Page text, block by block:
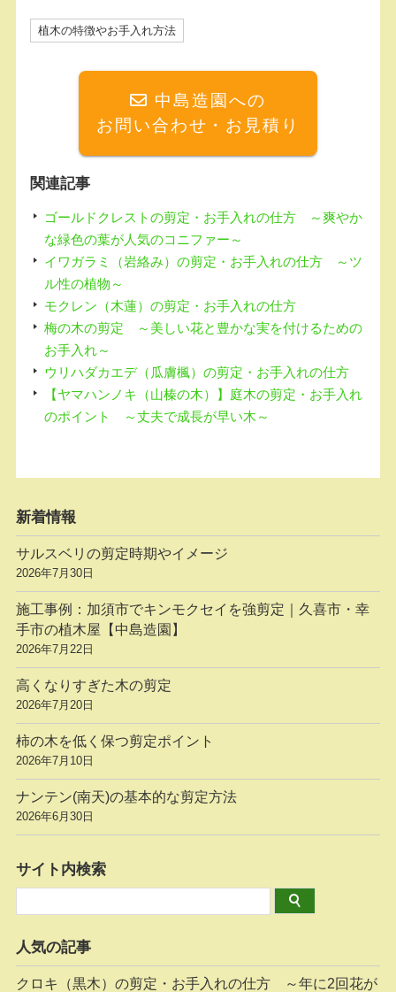
c
k
e
植木の特徴やお手入れ方法
中島造園への
お問い合わせ・お見積り
関連記事
ゴールドクレストの剪定・お手入れの仕方 ～爽やか
な緑色の葉が人気のコニファー～
イワガラミ（岩絡み）の剪定・お手入れの仕方 ～ツ
ル性の植物～
モクレン（木蓮）の剪定・お手入れの仕方
梅の木の剪定 ～美しい花と豊かな実を付けるための
お手入れ～
ウリハダカエデ（瓜膚楓）の剪定・お手入れの仕方
【ヤマハンノキ（山榛の木）】庭木の剪定・お手入れ
のポイント ～丈夫で成長が早い木～
新着情報
サルスベリの剪定時期やイメージ
2026年7月30日
施工事例：加須市でキンモクセイを強剪定｜久喜市・幸
手市の植木屋【中島造園】
2026年7月22日
高くなりすぎた木の剪定
2026年7月20日
柿の木を低く保つ剪定ポイント
2026年7月10日
ナンテン(南天)の基本的な剪定方法
2026年6月30日
サイト内検索
人気の記事
クロキ（黒木）の剪定・お手入れの仕方 ～年に2回花が